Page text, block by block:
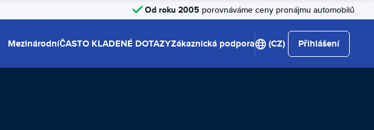
Od roku 2005 porovnáváme ceny pronájmu automobilů
MezinárodníČASTO KLADENÉ DOTAZYZákaznická podpora (CZ) Přihlášení